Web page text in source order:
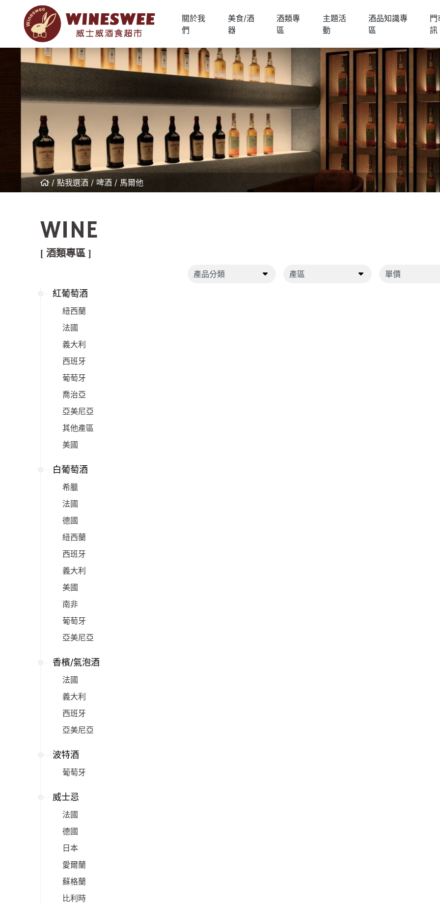
關於我
們
美食/酒
器
酒類專
區
主題活
動
酒品知識專
區
門
訊
點我選酒 啤酒 馬爾他
WINE
[ 酒類專區 ]
紅葡萄酒
紐西蘭
法國
義大利
西班牙
葡萄牙
喬治亞
亞美尼亞
其他產區
美國
白葡萄酒
希臘
法國
德國
紐西蘭
西班牙
義大利
美國
南非
葡萄牙
亞美尼亞
香檳/氣泡酒
法國
義大利
西班牙
亞美尼亞
波特酒
葡萄牙
威士忌
法國
德國
日本
愛爾蘭
蘇格蘭
比利時